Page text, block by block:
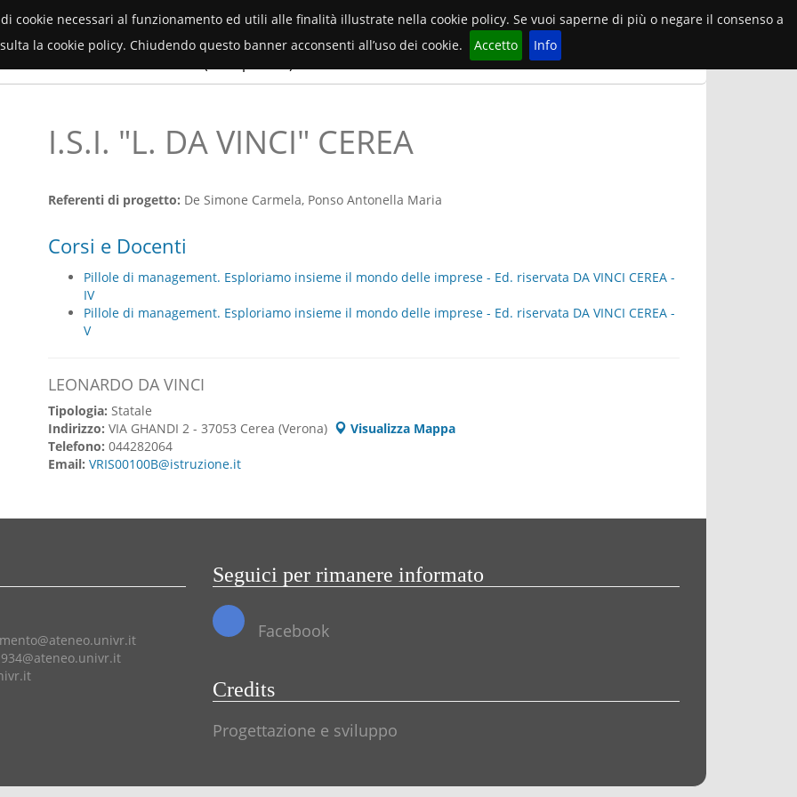
cookie necessari al funzionamento ed utili alle finalità illustrate nella cookie policy. Se vuoi saperne di più o negare il consenso a
la cookie policy. Chiudendo questo banner acconsenti all’uso dei cookie.
Accetto Info
Orientamento Università di Verona (piattaforma multi progetto)
Faq Contatti Servizi
I.S.I. "L. DA VINCI" CEREA
Referenti di progetto: De Simone Carmela, Ponso Antonella Maria
Corsi e Docenti
Pillole di management. Esploriamo insieme il mondo delle imprese - Ed. riservata DA VINCI CEREA -
IV
Pillole di management. Esploriamo insieme il mondo delle imprese - Ed. riservata DA VINCI CEREA -
V
LEONARDO DA VINCI
Tipologia: Statale
Indirizzo: VIA GHANDI 2 - 37053 Cerea (Verona)
Visualizza Mappa
Telefono: 044282064
Email: VRIS00100B@istruzione.it
Seguici per rimanere informato
Facebook
Credits
Progettazione e sviluppo